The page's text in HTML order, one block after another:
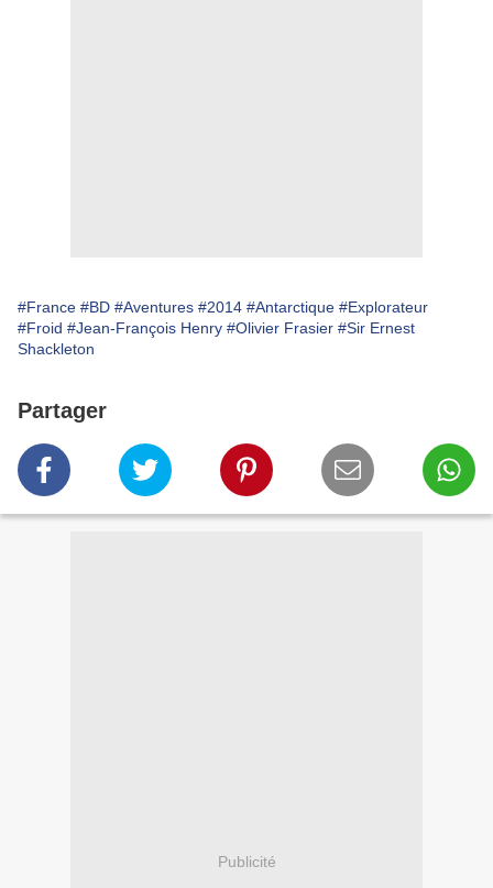
#France #BD #Aventures #2014 #Antarctique #Explorateur
#Froid #Jean-François Henry #Olivier Frasier #Sir Ernest
Shackleton
Partager
Publicité